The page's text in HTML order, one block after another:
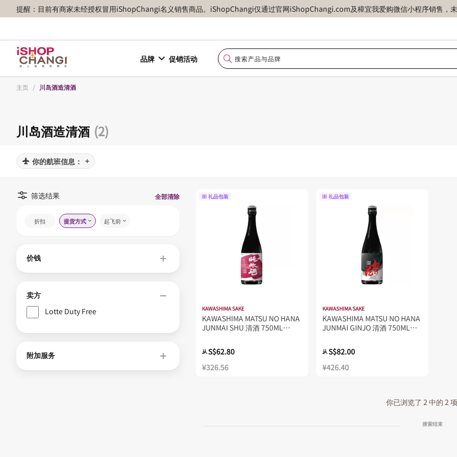
提醒：目前有商家未经授权冒用iShopChangi名义销售商品。iShopChangi仅通过官网iShopChangi.com及樟宜我爱购微信小程序销售，
品牌 促销活动
主页 / 川岛酒造清酒
川岛酒造清酒 (2)
你的航班信息：
筛选结果 全部清除
折扣 提货方式 起飞前
价钱
卖方
Lotte Duty Free
附加服务
礼品包装
KAWASHIMA SAKE
KAWASHIMA MATSU NO HANA
JUNMAI SHU 清酒 750ML
从S$62.80
¥326.56
礼品包装
KAWASHIMA SAKE
KAWASHIMA MATSU NO HANA
JUNMAI GINJO 清酒 750ML
从S$82.00
¥426.40
你已浏览了 2 中的 2
搜索结束